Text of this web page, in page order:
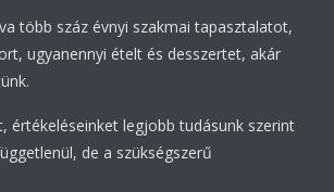
több száz évnyi szakmai tapasztalatot,
ugyanennyi ételt és desszertet, akár
értékeléseinket legjobb tudásunk szerint
de a szükségszerű